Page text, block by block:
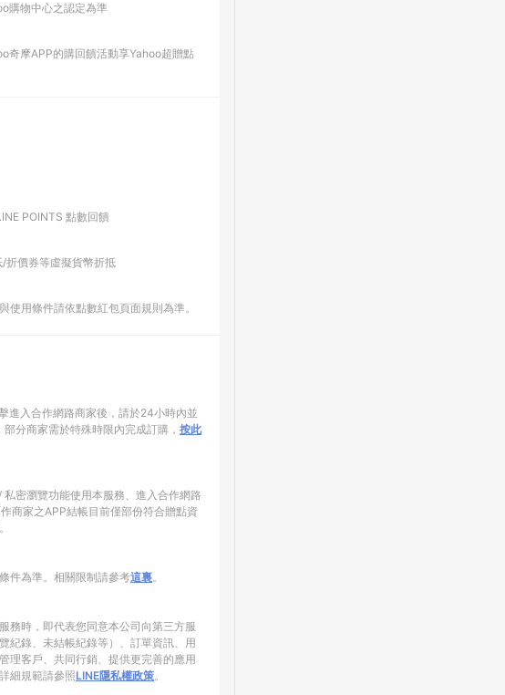
購物中心之認定為準
奇摩APP的購回饋活動享Yahoo超贈點
POINTS 點數回饋
折價券等虛擬貨幣折抵
用條件請依點數紅包頁面規則為準。
進入合作網路商家後，請於24小時內並
分商家需於特殊時限內完成訂購， 按此
密瀏覽功能使用本服務、進入合作網路
商家之APP結帳目前僅部份符合贈點資
件為準。相關限制請參考這裏。
務時，即代表您同意本公司向第三方服
紀錄、未結帳紀錄等）、訂單資訊、用
理客戶、共同行銷、提供更完善的應用
細規範請參照LINE隱私權政策。